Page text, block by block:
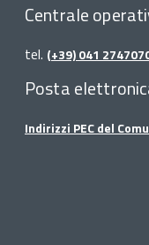
Centrale
tel. (+39) 041
Posta
Indirizzi PEC del